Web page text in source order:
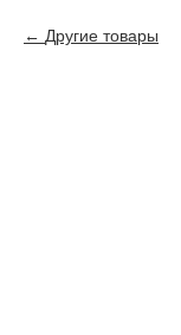
Другие товары